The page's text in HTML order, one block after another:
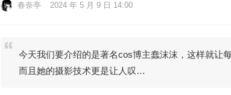
春奈亭 2024 年 5 月 9 日 14:00
今天我们要介绍的是著名cos博主蠢沫沫，这样就让
而且她的摄影技术更是让人叹…